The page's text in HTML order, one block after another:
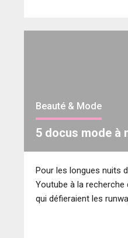
Beauté & Mode
5 docus mode à
Pour les longues nuits
Youtube à la
qui défieraient les